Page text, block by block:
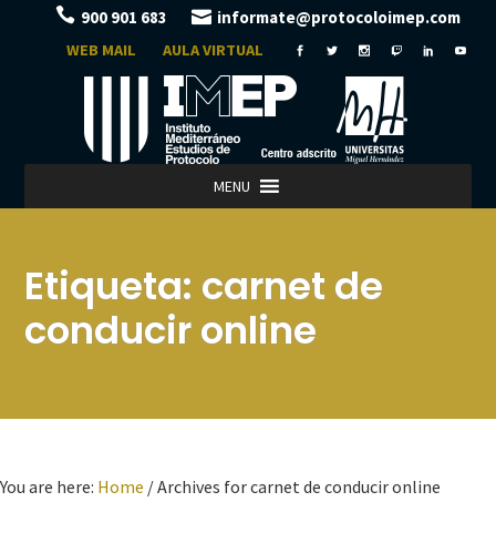
900 901 683 informate@protocoloimep.com
WEB MAIL AULA VIRTUAL
MENU
Etiqueta:carnet de
conducir online
You are here: Home /Archives for carnet de conducir online